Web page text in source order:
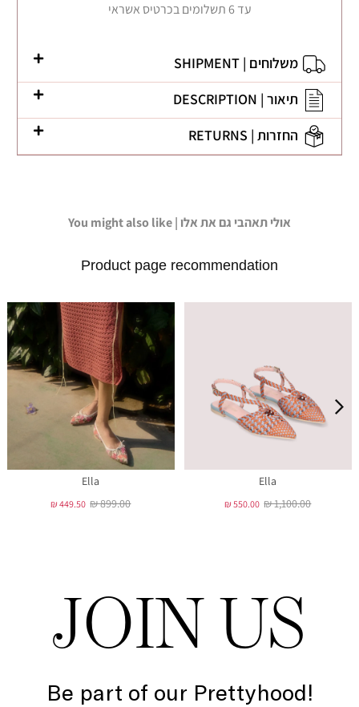
עד 6 תשלומים בכרטיס אשראי
משלוחים | SHIPMENT
תיאור | DESCRIPTION
החזרות | RETURNS
You might also like | אולי תאהבי גם את אלו
Product page recommendation
Ella
₪ 449.50 ₪ 899.00
Ella
₪ 550.00 ₪ 1,100.00
JOIN US
Be part of our Prettyhood!